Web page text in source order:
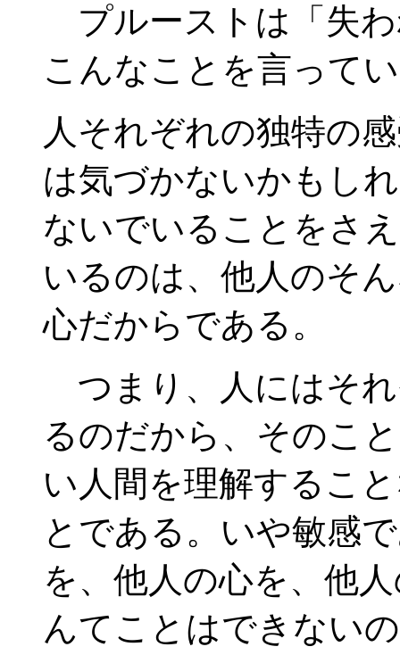
プルーストは「失
こんなことを言って
人それぞれの独特の
は気づかないかもし
ないでいることをさ
いるのは、他人のそ
心だからである。
つまり、人にはそ
るのだから、そのこ
い人間を理解するこ
とである。いや敏感
を、他人の心を、他
んてことはできない